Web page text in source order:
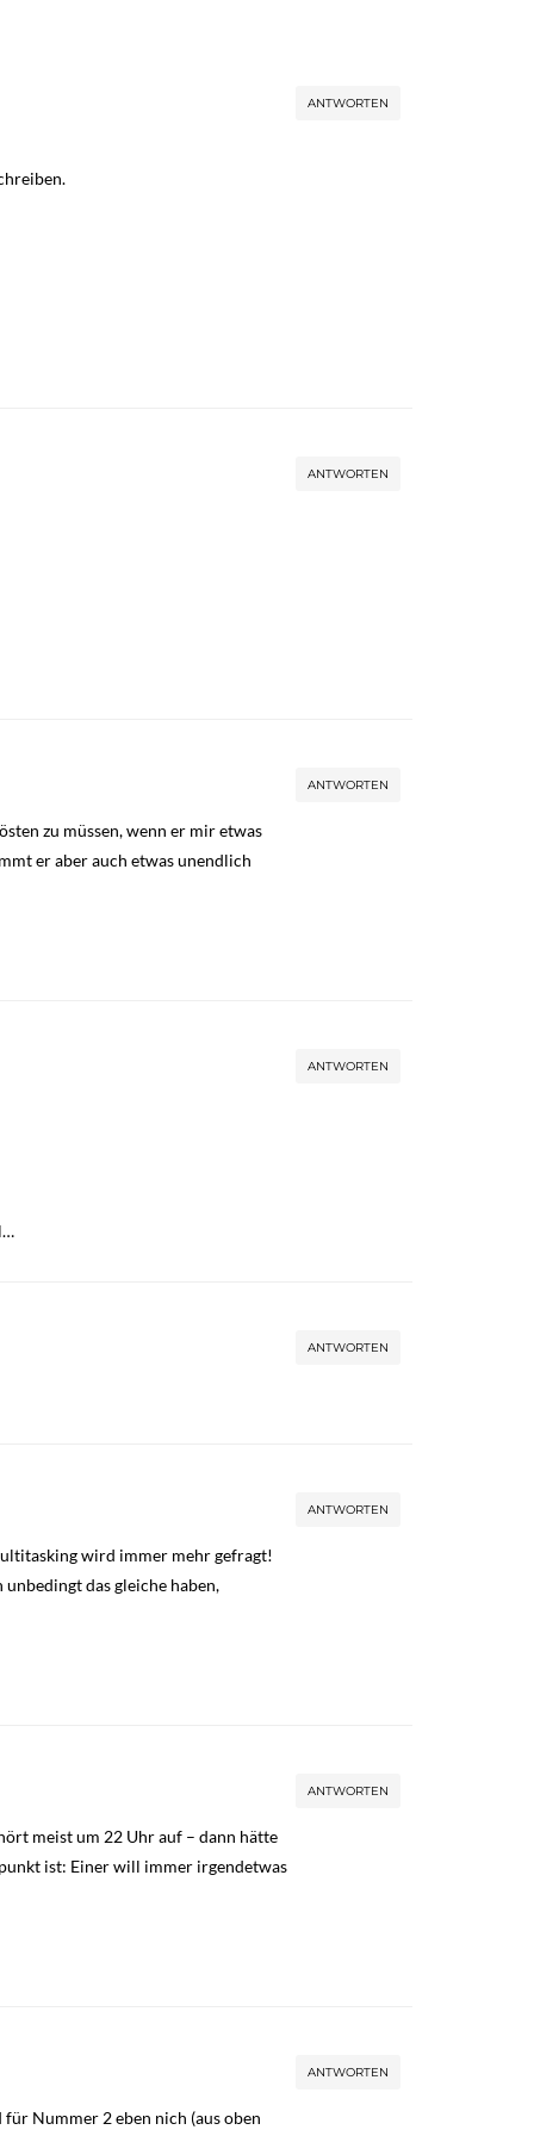
ANTWORTEN
ANTWORTEN
ANTWORTEN
zu müssen, wenn er mir etwas
er aber auch etwas unendlich
ANTWORTEN
ANTWORTEN
ANTWORTEN
wird immer mehr gefragt!
das gleiche haben,
ANTWORTEN
meist um 22 Uhr auf – dann hätte
ist: Einer will immer irgendetwas
ANTWORTEN
Nummer 2 eben nich (aus oben